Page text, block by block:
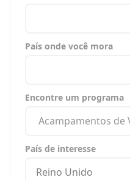
País onde você mora
Encontre um programa
País de interesse
Reino Unido